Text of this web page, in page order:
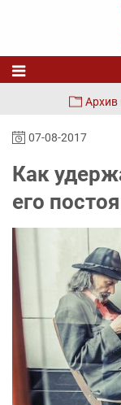
Архив
07-08-2017
Как
его